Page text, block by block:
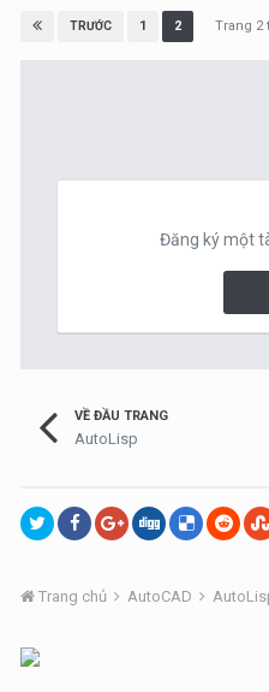
TRƯỚC 1 2 Trang 2
Đăng ký một
VỀ ĐẦU TRANG
AutoLisp
Trang chủ AutoCAD